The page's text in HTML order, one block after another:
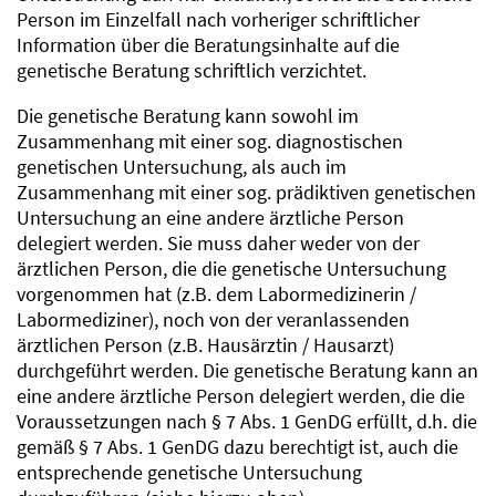
Person im Einzelfall nach vorheriger schriftlicher
Information über die Beratungsinhalte auf die
genetische Beratung schriftlich verzichtet.
Die genetische Beratung kann sowohl im
Zusammenhang mit einer sog. diagnostischen
genetischen Untersuchung, als auch im
Zusammenhang mit einer sog. prädiktiven genetischen
Untersuchung an eine andere ärztliche Person
delegiert werden. Sie muss daher weder von der
ärztlichen Person, die die genetische Untersuchung
vorgenommen hat (z.B. dem Labormedizinerin /
Labormediziner), noch von der veranlassenden
ärztlichen Person (z.B. Hausärztin / Hausarzt)
durchgeführt werden. Die genetische Beratung kann an
eine andere ärztliche Person delegiert werden, die die
Voraussetzungen nach § 7 Abs. 1 GenDG erfüllt, d.h. die
gemäß § 7 Abs. 1 GenDG dazu berechtigt ist, auch die
entsprechende genetische Untersuchung